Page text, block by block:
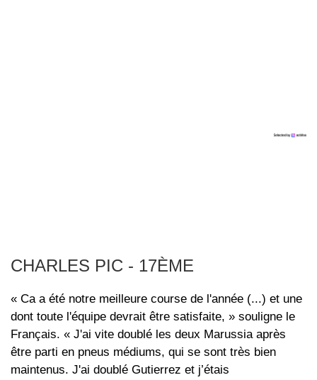
CHARLES PIC - 17ÈME
« Ca a été notre meilleure course de l'année (...) et une
dont toute l'équipe devrait être satisfaite, » souligne le
Français. « J'ai vite doublé les deux Marussia après
être parti en pneus médiums, qui se sont très bien
maintenus. J'ai doublé Gutierrez et j’étais